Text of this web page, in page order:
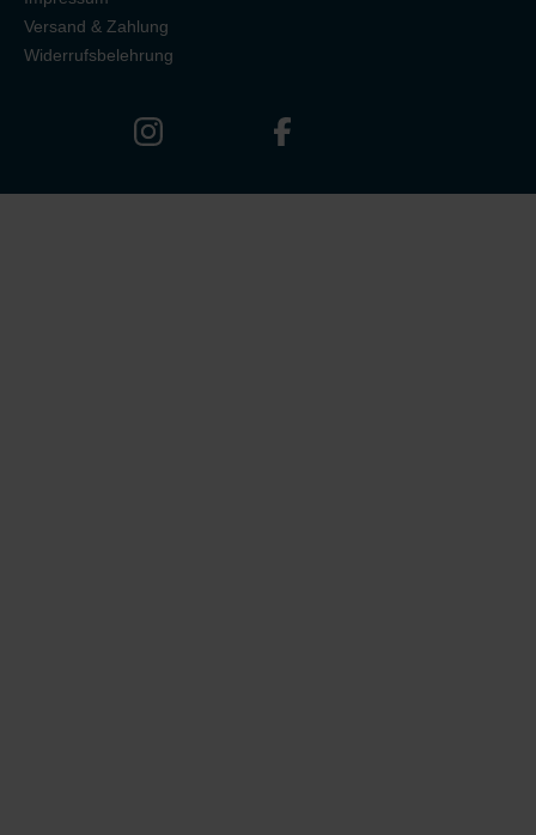
Versand & Zahlung
Widerrufsbelehrung